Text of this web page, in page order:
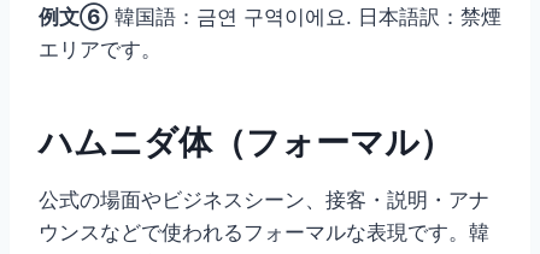
例文⑥ 韓国語：금연 구역이에요. 日本語訳：禁煙
エリアです。
ハムニダ体（フォーマル）
公式の場面やビジネスシーン、接客・説明・アナ
ウンスなどで使われるフォーマルな表現です。韓